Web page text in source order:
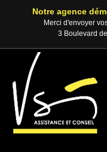
Notre agence
Merci d'envoyer
3 Boulevard